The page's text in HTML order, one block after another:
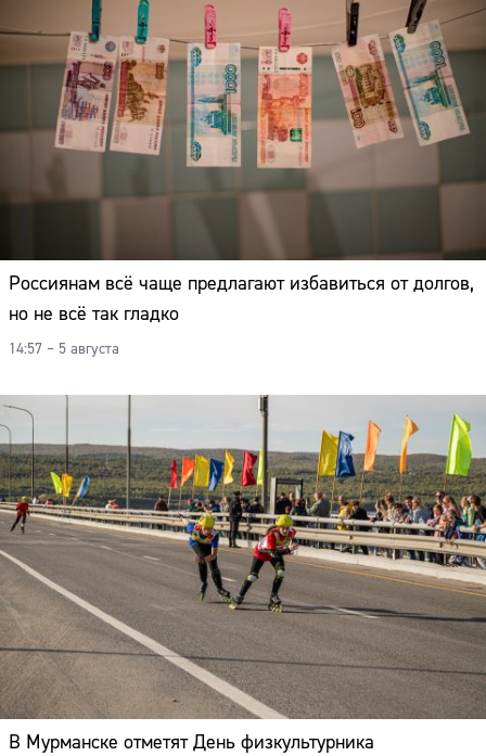
Россиянам всё чаще предлагают избавиться от долгов,
но не всё так гладко
14:57 – 5 августа
В Мурманске отметят День физкультурника